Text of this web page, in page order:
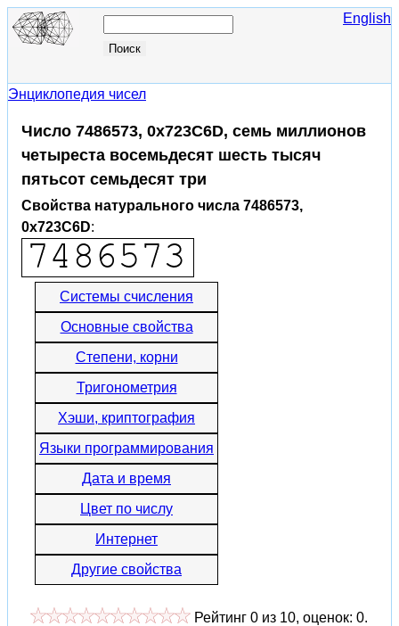
English
Энциклопедия чисел
Число 7486573, 0x723C6D, семь миллионов
четыреста восемьдесят шесть тысяч
пятьсот семьдесят три
Свойства натурального числа 7486573,
0x723C6D:
Системы счисления
Основные свойства
Степени, корни
Тригонометрия
Хэши, криптография
Языки программирования
Дата и время
Цвет по числу
Интернет
Другие свойства
Рейтинг 0 из 10, оценок: 0.